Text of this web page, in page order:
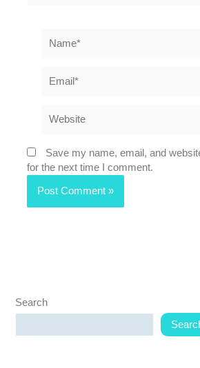
Save my name, email, and
for the next time I comment.
Search